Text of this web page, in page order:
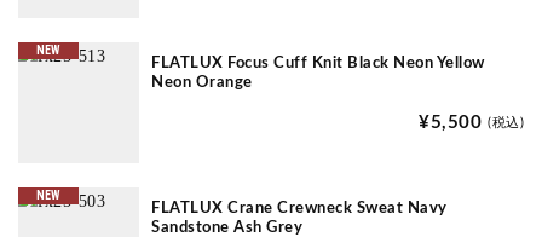
NEW
FLATLUX Focus Cuff Knit Black Neon Yellow
Neon Orange
¥5,500 (税込)
NEW
FLATLUX Crane Crewneck Sweat Navy
Sandstone Ash Grey